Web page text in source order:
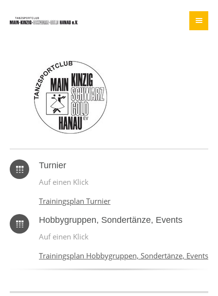
Turnier
Auf einen Klick
Trainingsplan Turnier
Hobbygruppen, Sondertänze, Events
Auf einen Klick
Trainingsplan Hobbygruppen, Sondertänze, Events